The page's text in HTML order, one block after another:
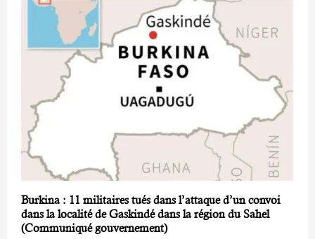
Burkina : 11 militaires tués dans l’attaque d’un convoi
dans la localité de Gaskindé dans la région du Sahel
(Communiqué gouvernement)